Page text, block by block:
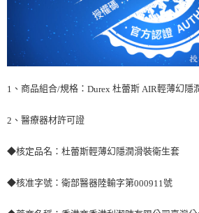
1 、商品組合/規格： Durex 杜蕾斯 AIR輕薄幻隱
2 、醫療器材許可證
◆核定品名：杜蕾斯輕薄幻隱潤滑裝衛生套
◆核准字號：衛部醫器陸輸字第000911號